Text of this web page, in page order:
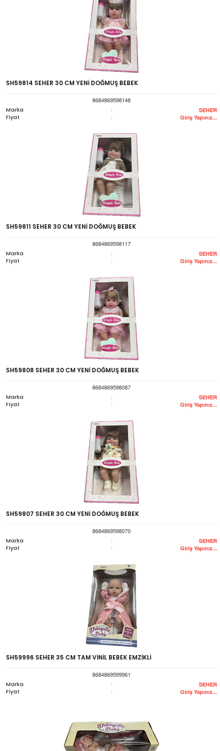
SH59814 SEHER 30 CM YENİ DOĞMUŞ BEBEK
8684869598148
Marka
: SEHER
Fiyat : Giriş Yapınız...
SH59811 SEHER 30 CM YENİ DOĞMUŞ BEBEK
8684869598117
Marka
: SEHER
Fiyat : Giriş Yapınız...
SH59808 SEHER 30 CM YENİ DOĞMUŞ BEBEK
8684869598087
Marka
: SEHER
Fiyat : Giriş Yapınız...
SH59807 SEHER 30 CM YENİ DOĞMUŞ BEBEK
8684869598070
Marka
: SEHER
Fiyat : Giriş Yapınız...
SH59996 SEHER 35 CM TAM VİNİL BEBEK EMZİKLİ
8684869599961
Marka
: SEHER
Fiyat : Giriş Yapınız...